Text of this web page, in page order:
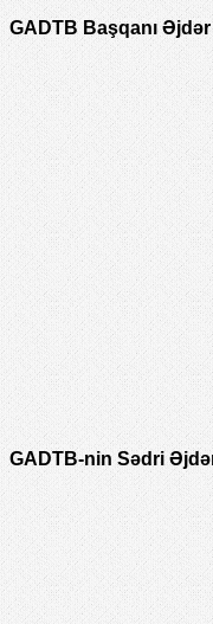
GADTB Başqanı Əjdər
GADTB-nin Sədri